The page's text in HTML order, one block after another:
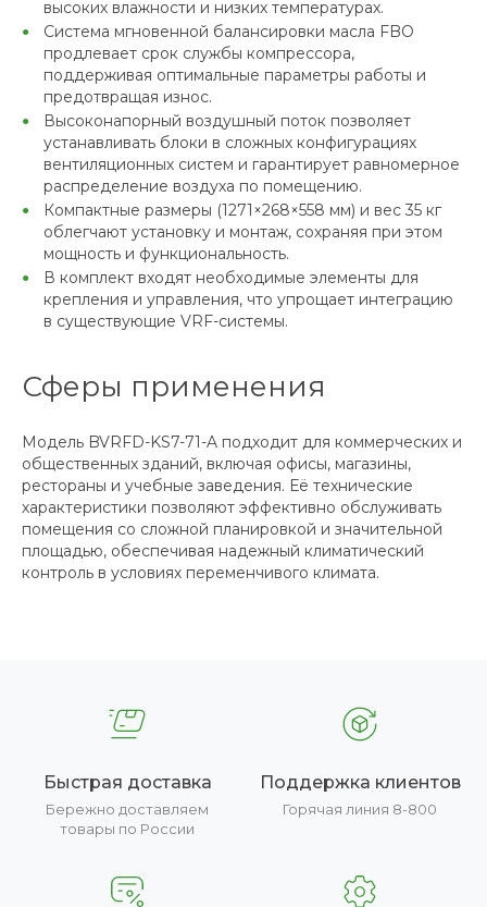
высоких влажности и низких температурах.
Система мгновенной балансировки масла FBO
продлевает срок службы компрессора,
поддерживая оптимальные параметры работы и
предотвращая износ.
Высоконапорный воздушный поток позволяет
устанавливать блоки в сложных конфигурациях
вентиляционных систем и гарантирует равномерное
распределение воздуха по помещению.
Компактные размеры (1271×268×558 мм) и вес 35 кг
облегчают установку и монтаж, сохраняя при этом
мощность и функциональность.
В комплект входят необходимые элементы для
крепления и управления, что упрощает интеграцию
в существующие VRF-системы.
Сферы применения
Модель BVRFD-KS7-71-A подходит для коммерческих и
общественных зданий, включая офисы, магазины,
рестораны и учебные заведения. Её технические
характеристики позволяют эффективно обслуживать
помещения со сложной планировкой и значительной
площадью, обеспечивая надежный климатический
контроль в условиях переменчивого климата.
Быстрая доставка
Бережно доставляем
товары по России
Поддержка клиентов
Горячая линия 8-800